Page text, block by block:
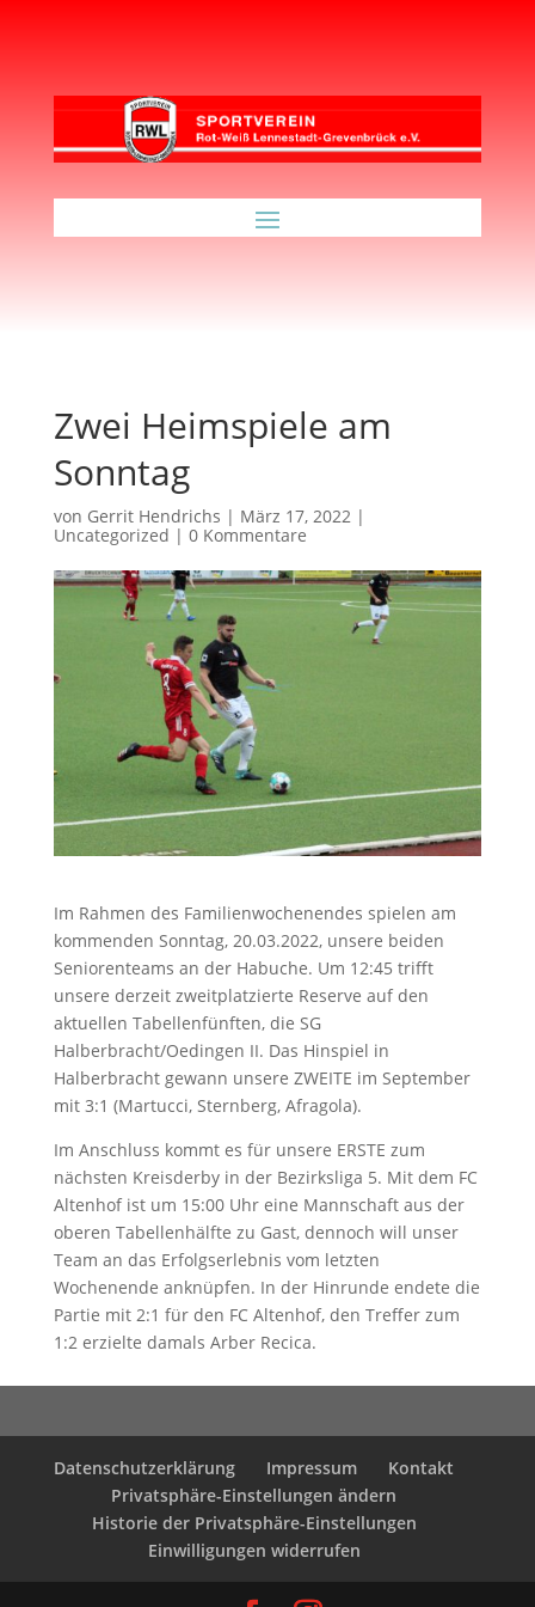
Zwei Heimspiele am
Sonntag
von Gerrit Hendrichs | März 17, 2022 |
Uncategorized | 0 Kommentare
Im Rahmen des Familienwochenendes spielen am
kommenden Sonntag, 20.03.2022, unsere beiden
Seniorenteams an der Habuche. Um 12:45 trifft
unsere derzeit zweitplatzierte Reserve auf den
aktuellen Tabellenfünften, die SG
Halberbracht/Oedingen II. Das Hinspiel in
Halberbracht gewann unsere ZWEITE im September
mit 3:1 (Martucci, Sternberg, Afragola).
Im Anschluss kommt es für unsere ERSTE zum
nächsten Kreisderby in der Bezirksliga 5. Mit dem FC
Altenhof ist um 15:00 Uhr eine Mannschaft aus der
oberen Tabellenhälfte zu Gast, dennoch will unser
Team an das Erfolgserlebnis vom letzten
Wochenende anknüpfen. In der Hinrunde endete die
Partie mit 2:1 für den FC Altenhof, den Treffer zum
1:2 erzielte damals Arber Recica.
Datenschutzerklärung Impressum
Kontakt
Privatsphäre-Einstellungen ändern
Historie der Privatsphäre-Einstellungen
Einwilligungen widerrufen